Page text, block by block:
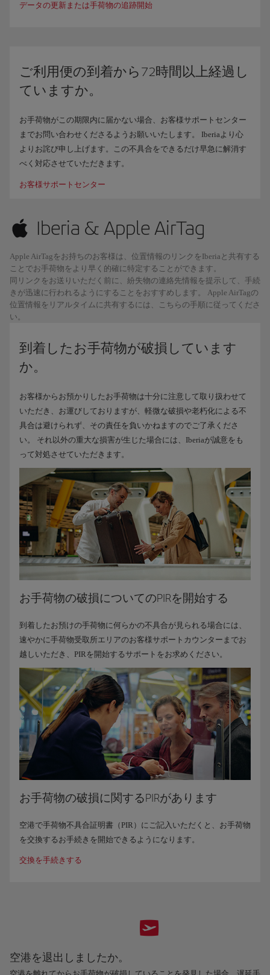
データの更新または手荷物の追跡開始
ご利用便の到着から72時間以上経過し
ていますか。
お手荷物がこの期限内に届かない場合、お客様サポートセンター
までお問い合わせくださるようお願いいたします。 Iberiaより心
よりお詫び申し上げます。この不具合をできるだけ早急に解消す
べく対応させていただきます。
お客様サポートセンター
Iberia & Apple AirTag
Apple AirTagをお持ちのお客様は、位置情報のリンクをIberiaと共有する
ことでお手荷物をより早く的確に特定することができます。
同リンクをお送りいただく前に、紛失物の連絡先情報を提示して、手続
きが迅速に行われるようにすることをおすすめします。 Apple AirTagの
位置情報をリアルタイムに共有するには、こちらの手順に従ってくださ
い。
到着したお手荷物が破損しています
か。
お客様からお預かりしたお手荷物は十分に注意して取り扱わせて
いただき、お運びしておりますが、軽微な破損や老朽化による不
具合は避けられず、その責任を負いかねますのでご了承くださ
い。 それ以外の重大な損害が生じた場合には、Iberiaが誠意をも
って対処させていただきます。
お手荷物の破損についてのPIRを開始する
到着したお預けの手荷物に何らかの不具合が見られる場合には、
速やかに手荷物受取所エリアのお客様サポートカウンターまでお
越しいただき、PIRを開始するサポートをお求めください。
お手荷物の破損に関するPIRがあります
空港で手荷物不具合証明書（PIR）にご記入いただくと、お手荷物
を交換するお手続きを開始できるようになります。
交換を手続きする
空港を退出しましたか。